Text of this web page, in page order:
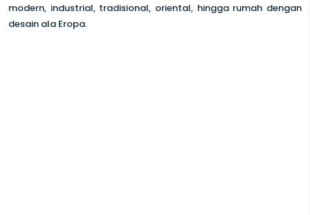
modern, industrial, tradisional, oriental, hingga rumah dengan
desain ala Eropa.